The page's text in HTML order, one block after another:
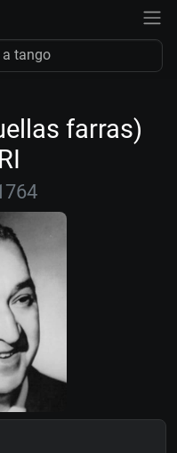
farras)